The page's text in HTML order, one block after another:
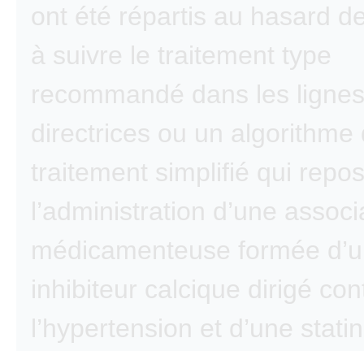
ont été répartis au hasard
à suivre le traitement type
recommandé dans les lignes
directrices ou un algorithme
traitement simplifié qui
l’administration d’une
médicamenteuse formée
inhibiteur calcique dirigé
l’hypertension et d’une